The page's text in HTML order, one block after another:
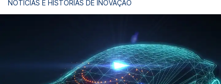
NOTÍCIAS E HISTÓRIAS DE INOVAÇÃO